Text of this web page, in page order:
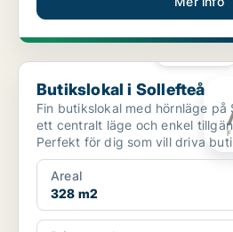
Butikslokal i Sollefteå
Butikslokal i Sollefteå
Fin butikslokal med hörnläge
ett centralt läge och enkel
Perfekt för dig som vill driva
Areal
328 m2